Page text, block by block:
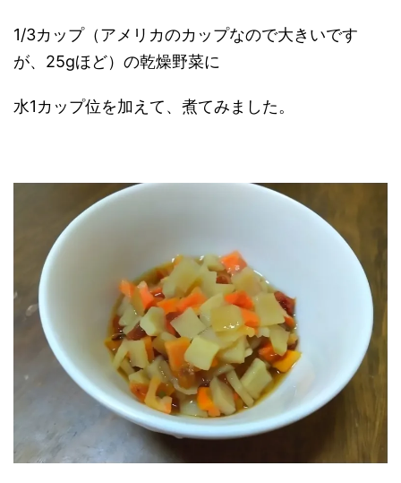
1/3カップ（アメリカのカップなので大きいです
が、25gほど）の乾燥野菜に
水1カップ位を加えて、煮てみました。